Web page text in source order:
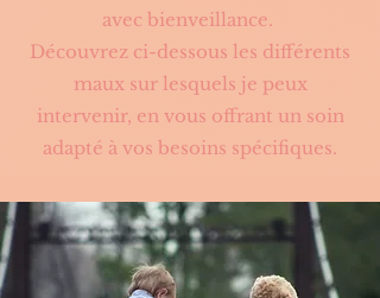
avec bienveillance.
Découvrez ci-dessous les différents
maux sur lesquels je peux
intervenir, en vous offrant un soin
adapté à vos besoins spécifiques.